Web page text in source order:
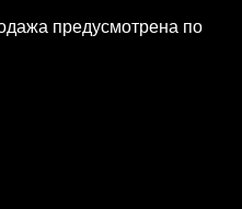
предусмотрена по